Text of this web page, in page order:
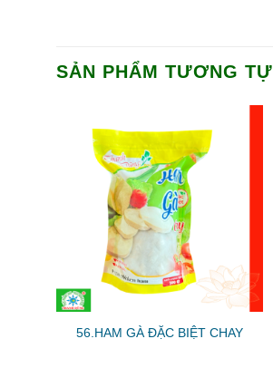
SẢN PHẨM TƯƠNG TỰ
56.HAM GÀ ĐẶC BIỆT CHAY